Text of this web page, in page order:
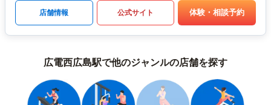
店舗情報 公式サイト 体験・相談予約
広電西広島駅で他のジャンルの店舗を探す